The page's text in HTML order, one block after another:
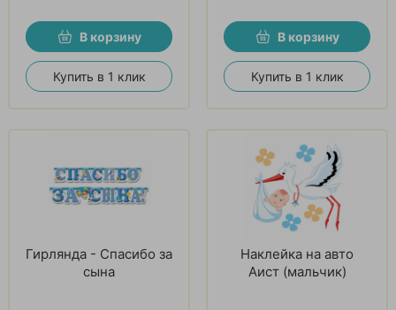
В корзину
Купить в 1 клик
В корзину
Купить в 1 клик
Гирлянда - Спасибо за
сына
Наклейка на авто
Аист (мальчик)